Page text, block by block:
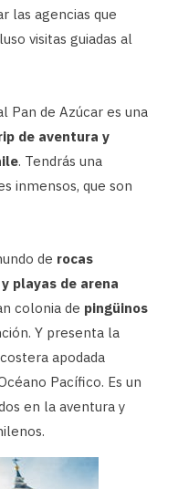
las agencias que
visitas guiadas al
Pan de Azúcar es una
de aventura y
. Tendrás una
inmensos, que son
de rocas
playas de arena
colonia de pingüinos
Y presenta la
apodada
Pacífico. Es un
​​en la aventura y